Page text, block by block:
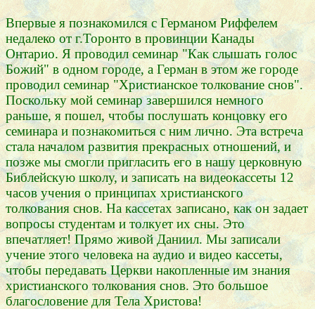
Впервые я познакомился с Германом Риффелем
недалеко от г.Торонто в провинции Канады
Онтарио. Я проводил семинар "Как слышать голос
Божий" в одном городе, а Герман в этом же городе
проводил семинар "Христианское толкование снов".
Поскольку мой семинар завершился немного
раньше, я пошел, чтобы послушать концовку его
семинара и познакомиться с ним лично. Эта встреча
стала началом развития прекрасных отношений, и
позже мы смогли пригласить его в нашу церковную
Библейскую школу, и записать на видеокассеты 12
часов учения о принципах христианского
толкования снов. На кассетах записано, как он задает
вопросы студентам и толкует их сны. Это
впечатляет! Прямо живой Даниил. Мы записали
учение этого человека на аудио и видео кассеты,
чтобы передавать Церкви накопленные им знания
христианского толкования снов. Это большое
благословение для Тела Христова!